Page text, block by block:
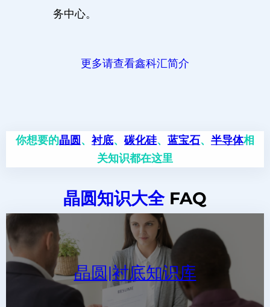
务中心。
更多请查看鑫科汇简介
你想要的晶圆 、衬底、 碳化硅、 蓝宝石、 半导体相
关知识都在这里
晶圆知识大全FAQ
晶圆|衬底知识库